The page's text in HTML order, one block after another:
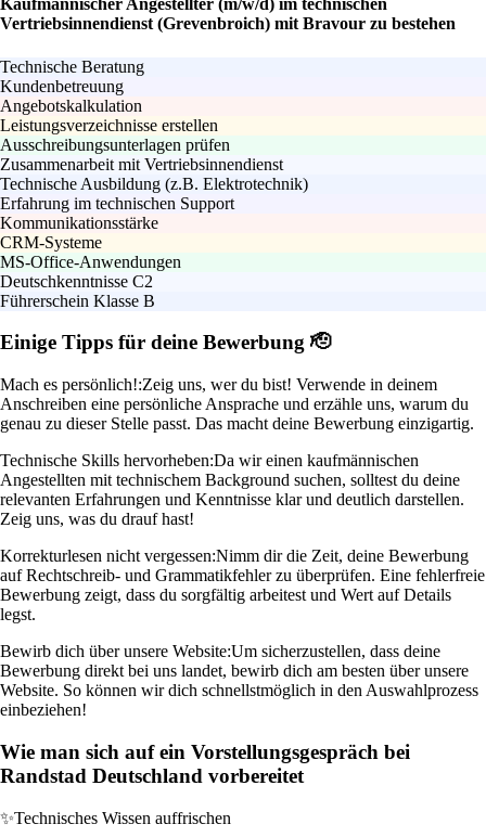
Kaufmännischer Angestellter (m/w/d) im technischen
Vertriebsinnendienst (Grevenbroich) mit Bravour zu bestehen
Technische Beratung
Kundenbetreuung
Angebotskalkulation
Leistungsverzeichnisse erstellen
Ausschreibungsunterlagen prüfen
Zusammenarbeit mit Vertriebsinnendienst
Technische Ausbildung (z.B. Elektrotechnik)
Erfahrung im technischen Support
Kommunikationsstärke
CRM-Systeme
MS-Office-Anwendungen
Deutschkenntnisse C2
Führerschein Klasse B
Einige Tipps für deine Bewerbung 🫡
Mach es persönlich!:Zeig uns, wer du bist! Verwende in deinem
Anschreiben eine persönliche Ansprache und erzähle uns, warum du
genau zu dieser Stelle passt. Das macht deine Bewerbung einzigartig.
Technische Skills hervorheben:Da wir einen kaufmännischen
Angestellten mit technischem Background suchen, solltest du deine
relevanten Erfahrungen und Kenntnisse klar und deutlich darstellen.
Zeig uns, was du drauf hast!
Korrekturlesen nicht vergessen:Nimm dir die Zeit, deine Bewerbung
auf Rechtschreib- und Grammatikfehler zu überprüfen. Eine fehlerfreie
Bewerbung zeigt, dass du sorgfältig arbeitest und Wert auf Details
legst.
Bewirb dich über unsere Website:Um sicherzustellen, dass deine
Bewerbung direkt bei uns landet, bewirb dich am besten über unsere
Website. So können wir dich schnellstmöglich in den Auswahlprozess
einbeziehen!
Wie man sich auf ein Vorstellungsgespräch bei
Randstad Deutschland vorbereitet
✨Technisches Wissen auffrischen